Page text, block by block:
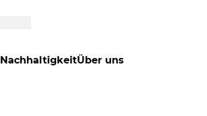
NachhaltigkeitÜber uns